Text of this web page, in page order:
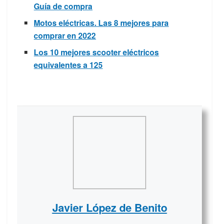
Guía de compra
Motos eléctricas. Las 8 mejores para
comprar en 2022
Los 10 mejores scooter eléctricos
equivalentes a 125
Javier López de Benito